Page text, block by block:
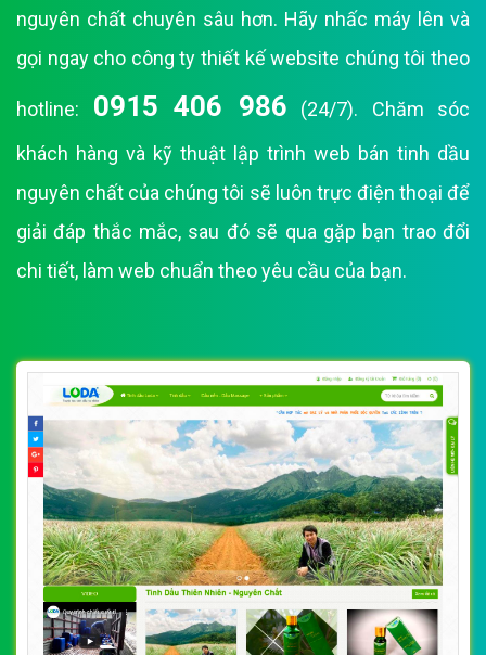
nguyên chất chuyên sâu hơn. Hãy nhấc máy lên và
gọi ngay cho công ty thiết kế website chúng tôi theo
hotline: 0915 406 986 (24/7). Chăm sóc
khách hàng và kỹ thuật lập trình web bán tinh dầu
nguyên chất của chúng tôi sẽ luôn trực điện thoại để
giải đáp thắc mắc, sau đó sẽ qua gặp bạn trao đổi
chi tiết, làm web chuẩn theo yêu cầu của bạn.